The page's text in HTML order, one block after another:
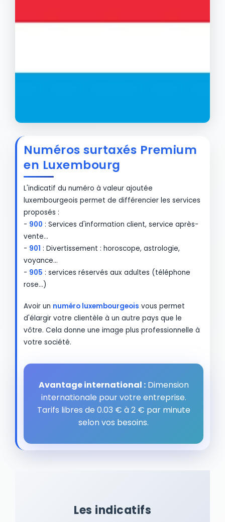
Numéros surtaxés Premium
en Luxembourg
L'indicatif du numéro à valeur ajoutée
luxembourgeois permet de différencier les services
proposés :
- 900 : Services d'information client, service après-
vente…
- 901 : Divertissement : horoscope, astrologie,
voyance…
- 905 : services réservés aux adultes (téléphone
rose…)
Avoir un numéro luxembourgeois vous permet
d'élargir votre clientèle à un autre pays que le
vôtre. Cela donne une image plus professionnelle à
votre société.
Avantage international :Dimension
internationale pour votre entreprise.
Tarifs libres de 0.03 € à 2 € par minute
selon vos besoins.
Les indicatifs